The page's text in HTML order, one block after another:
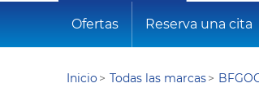
Ofertas Reserva una cita
Inicio Todas las marcas